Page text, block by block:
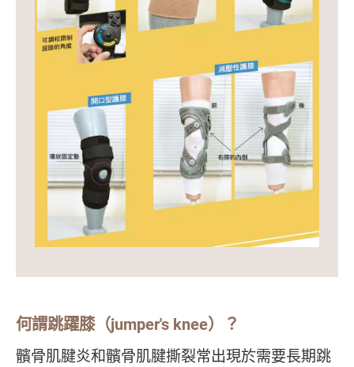
何謂跳躍膝（jumper's knee）？
髕骨肌腱炎和髕骨肌腱撕裂常出現於需要長期跳